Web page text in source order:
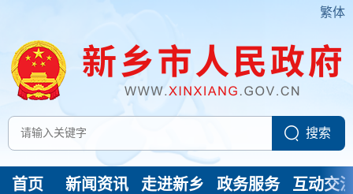
繁体
首页 新闻资讯 走进新乡 政务服务 互动交